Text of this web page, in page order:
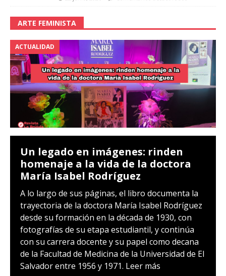
ARTE FEMINISTA
ACTUALIDAD
Un legado en imágenes: rinden
homenaje a la vida de la doctora
María Isabel Rodríguez
A lo largo de sus páginas, el libro documenta la
trayectoria de la doctora María Isabel Rodríguez
desde su formación en la década de 1930, con
fotografías de su etapa estudiantil, y continúa
con su carrera docente y su papel como decana
de la Facultad de Medicina de la Universidad de El
Salvador entre 1956 y 1971. Leer más